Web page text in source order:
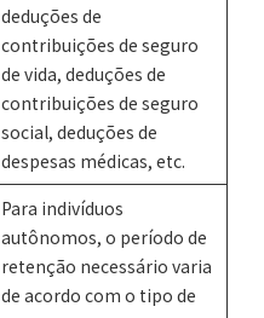
deduções de
contribuições de seguro
de vida, deduções de
contribuições de seguro
social, deduções de
despesas médicas, etc.
Para indivíduos
autônomos, o período de
retenção necessário varia
de acordo com o tipo de